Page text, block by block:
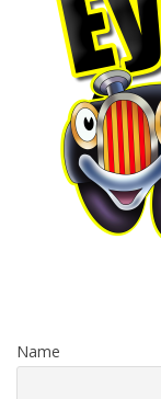
Name